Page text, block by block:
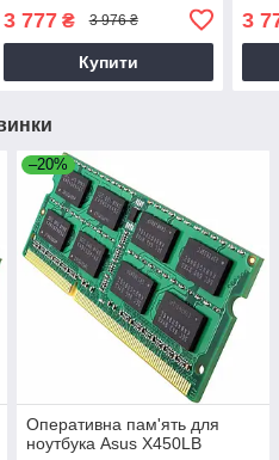
3 777₴ 3 976 ₴
Купити
3
–20%
Оперативна пам'ять для
ноутбука Asus X450LB